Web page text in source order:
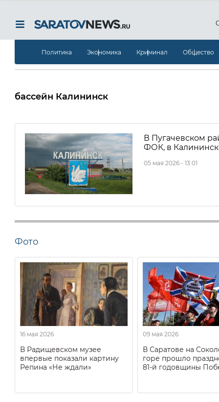
Политика Экономика Криминал Общество
бассейн Калининск
В Пугачевском
ФОК, в
05 мая 2026 - 13:01
Фото
16 мая 2026
В Радищевском музее
впервые показали картину
Репина «Не ждали»
09 мая 2026
В Саратове на
горе прошло
81-й годовщины